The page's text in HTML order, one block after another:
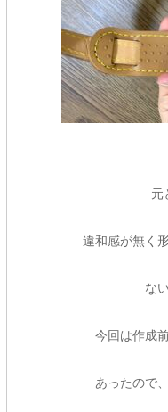
元
違和感が無く
な
今回は作成
あったので